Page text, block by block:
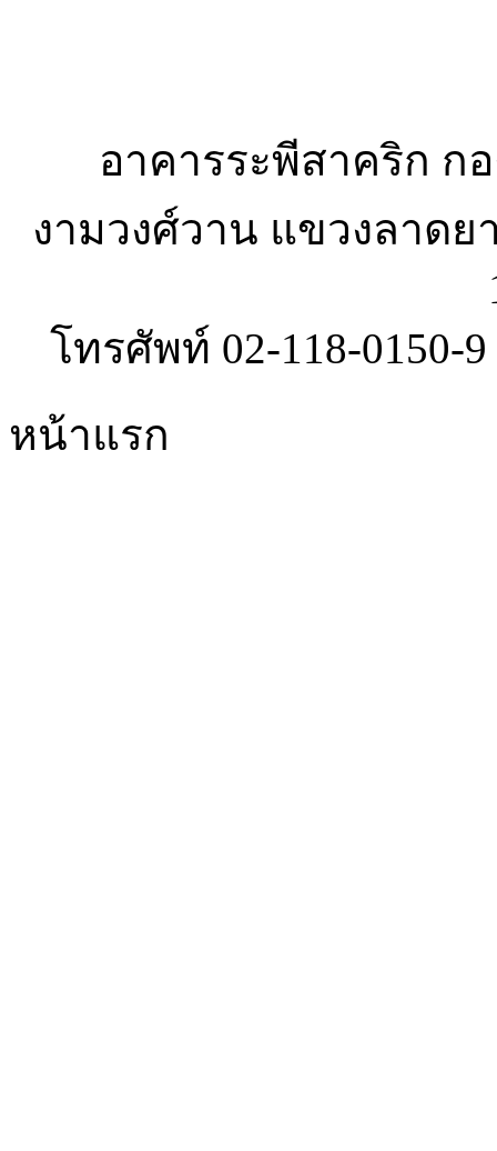
อาคารระพีสาคริก ก
งามวงศ์วาน แขวงลาดย
โทรศัพท์ 02-118-0150-
หน้าแรก